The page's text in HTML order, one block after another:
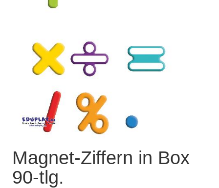
Magnet-Ziffern in Box
90-tlg.